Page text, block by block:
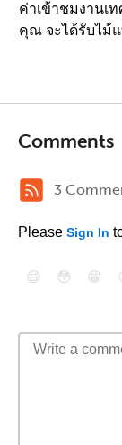
ค่าเข้าชมงานเ
คุณ จะได้รับไม้แ
Comments
3
Please Sign In
😄 😳 😁